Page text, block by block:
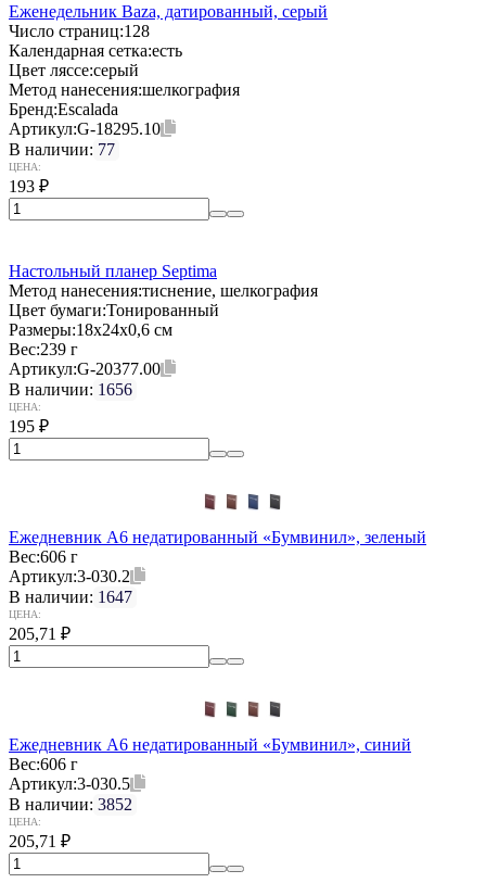
Еженедельник Baza, датированный, серый
Число страниц:128
Календарная сетка:есть
Цвет ляссе:серый
Метод нанесения:шелкография
Бренд:Escalada
Артикул:G-18295.10
В наличии: 77
ЦЕНА:
193 ₽
Настольный планер Septima
Метод нанесения:тиснение, шелкография
Цвет бумаги:Тонированный
Размеры:18х24х0,6 см
Вес:239 г
Артикул:G-20377.00
В наличии: 1656
ЦЕНА:
195 ₽
Ежедневник А6 недатированный «Бумвинил», зеленый
Вес:606 г
Артикул:3-030.2
В наличии: 1647
ЦЕНА:
205,71 ₽
Ежедневник А6 недатированный «Бумвинил», синий
Вес:606 г
Артикул:3-030.5
В наличии: 3852
ЦЕНА:
205,71 ₽